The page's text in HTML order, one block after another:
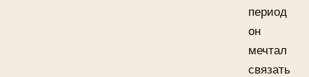
период
он
мечтал
связать